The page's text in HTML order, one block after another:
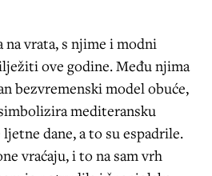
na vrata, s njime i modni
ove godine. Među njima
bezvremenski model obuće,
mediteransku
dane, a to su espadrile.
vraćaju, i to na sam vrh